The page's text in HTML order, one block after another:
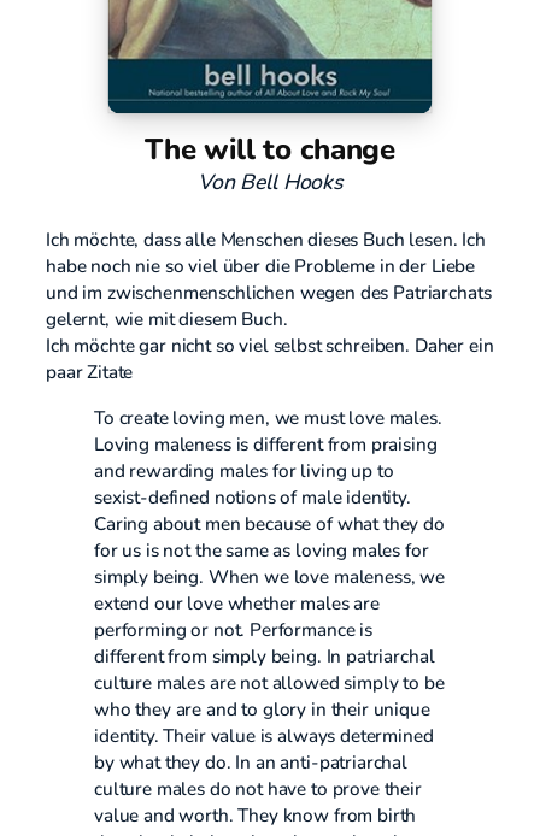
The will to change
Von Bell Hooks
Ich möchte, dass alle Menschen dieses Buch lesen. Ich
habe noch nie so viel über die Probleme in der Liebe
und im zwischenmenschlichen wegen des Patriarchats
gelernt, wie mit diesem Buch.
Ich möchte gar nicht so viel selbst schreiben. Daher ein
paar Zitate
To create loving men, we must love males.
Loving maleness is different from praising
and rewarding males for living up to
sexist-defined notions of male identity.
Caring about men because of what they do
for us is not the same as loving males for
simply being. When we love maleness, we
extend our love whether males are
performing or not. Performance is
different from simply being. In patriarchal
culture males are not allowed simply to be
who they are and to glory in their unique
identity. Their value is always determined
by what they do. In an anti-patriarchal
culture males do not have to prove their
value and worth. They know from birth